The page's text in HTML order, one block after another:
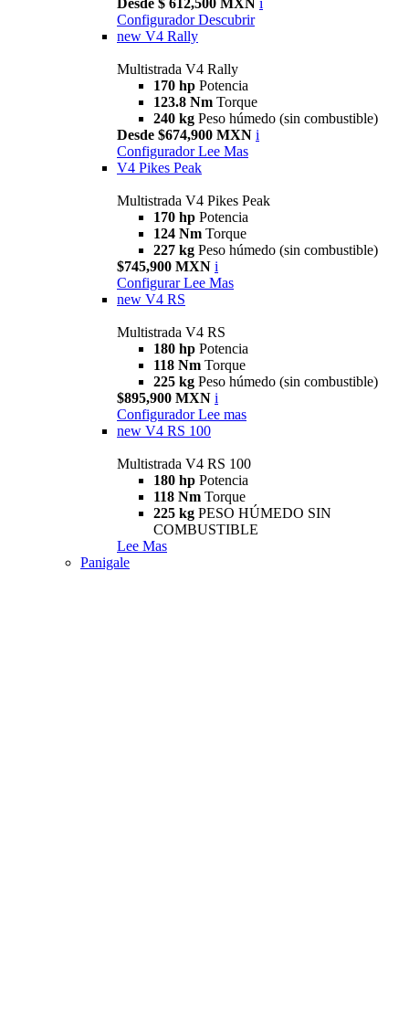
Desde $ 612,500 MXN i
Configurador Descubrir
new V4 Rally
Multistrada V4 Rally
170 hp Potencia
123.8 Nm Torque
240 kg Peso húmedo (sin combustible)
Desde $674,900 MXN i
Configurador Lee Mas
V4 Pikes Peak
Multistrada V4 Pikes Peak
170 hp Potencia
124 Nm Torque
227 kg Peso húmedo (sin combustible)
$745,900 MXN i
Configurar Lee Mas
new V4 RS
Multistrada V4 RS
180 hp Potencia
118 Nm Torque
225 kg Peso húmedo (sin combustible)
$895,900 MXN i
Configurador Lee mas
new V4 RS 100
Multistrada V4 RS 100
180 hp Potencia
118 Nm Torque
225 kg PESO HÚMEDO SIN
COMBUSTIBLE
Lee Mas
Panigale